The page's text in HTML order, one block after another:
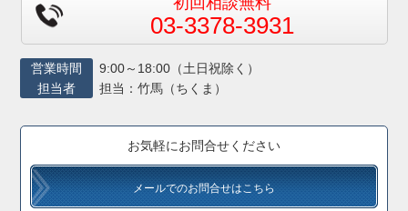
03-3378-3931
営業時間
担当者
9:00～18:00（土日祝除く）
担当：竹馬（ちくま）
お気軽にお問合せください
メールでのお問合せはこちら